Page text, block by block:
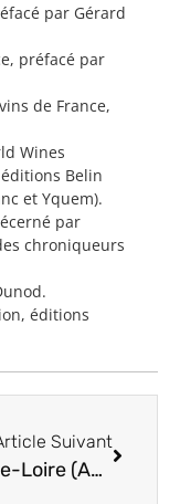
par Gérard
préfacé par
de France,
Wines
Belin
et Yquem).
par
chroniqueurs
éditions
Suivant
Rosé-de-Loire (AOC Rosé-de-Loire)